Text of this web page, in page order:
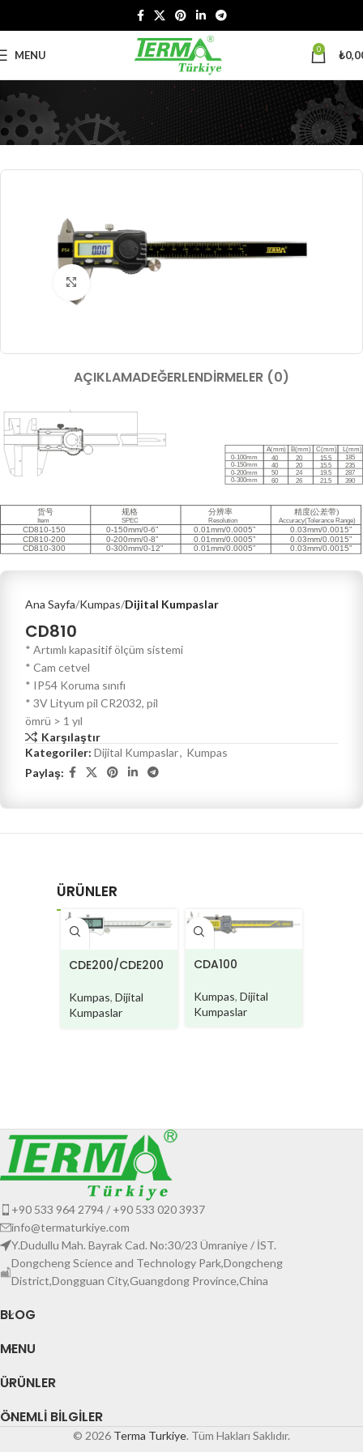
MENU 0 ₺
Büyütmek için tıklayın
AÇIKLAMADEĞERLENDIRMELER (0)
Ana Sayfa Kumpas Dijital Kumpaslar
CD810
* Artımlı kapasitif ölçüm sistemi
* Cam cetvel
* IP54 Koruma sınıfı
* 3V Lityum pil CR2032, pil
ömrü > 1 yıl
Karşılaştır
Kategoriler: Dijital Kumpaslar, Kumpas
Paylaş:
ÜRÜNLER
CDE200/CDE200
Kumpas,Dijital
Kumpaslar
CDA100
Kumpas,Dijital
Kumpaslar
+90 533 964 2794 / +90 533 020 3937
info@termaturkiye.com
Y.Dudullu Mah. Bayrak Cad. No:30/23 Ümraniye / İST.
Dongcheng Science and Technology Park,Dongcheng
District,Dongguan City,Guangdong Province,China
BLOG
MENU
ÜRÜNLER
ÖNEMLI BILGILER
© 2026 Terma Turkiye. Tüm Hakları Saklıdır.